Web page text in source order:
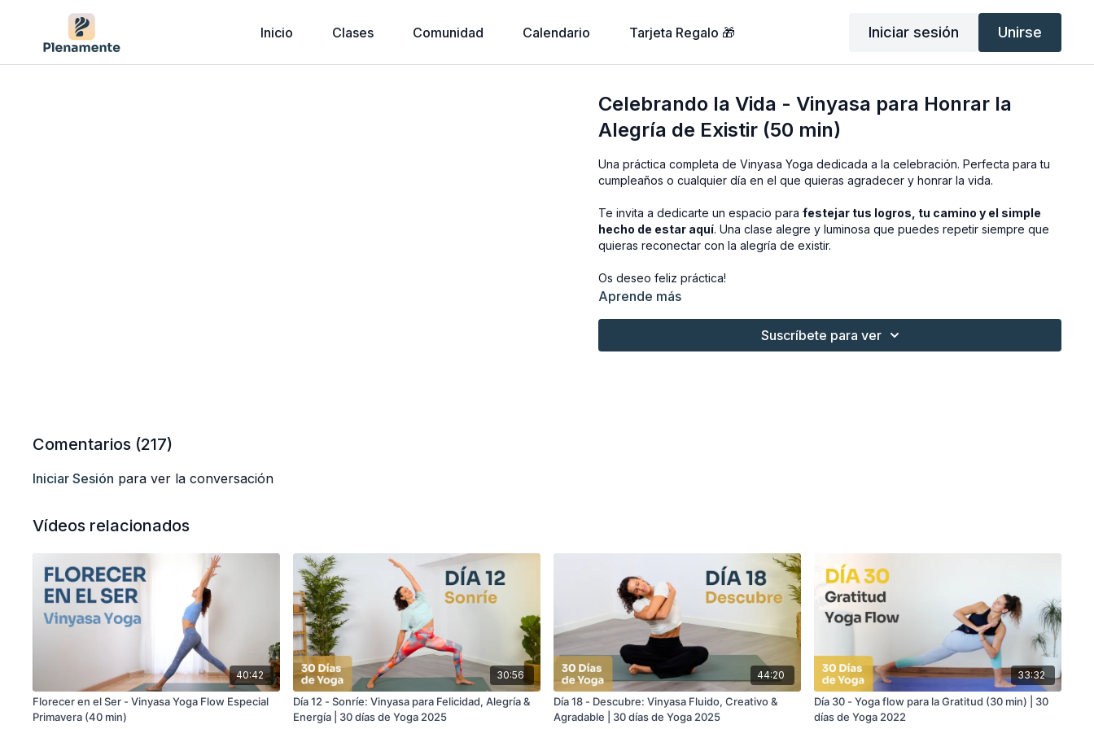
Inicio Clases Comunidad Calendario Tarjeta Regalo 🎁 Iniciar sesión Unirse
Celebrando la Vida - Vinyasa para Honrar la
Alegría de Existir (50 min)
Una práctica completa de Vinyasa Yoga dedicada a la celebración. Perfecta para tu
cumpleaños o cualquier día en el que quieras agradecer y honrar la vida.
Te invita a dedicarte un espacio parafestejar tus logros, tu camino y el simple
hecho de estar aquí. Una clase alegre y luminosa que puedes repetir siempre que
quieras reconectar con la alegría de existir.
Os deseo feliz práctica!
Aprende más
Suscríbete para ver
Comentarios (217)
Iniciar Sesión para ver la conversación
Vídeos relacionados
40:42
Florecer en el Ser - Vinyasa Yoga Flow Especial
Primavera (40 min)
30:56
Día 12 - Sonríe: Vinyasa para Felicidad, Alegría &
Energía | 30 días de Yoga 2025
44:20
Día 18 - Descubre: Vinyasa Fluido, Creativo &
Agradable | 30 días de Yoga 2025
33:32
Día 30 - Yoga flow para la Gratitud (30 min) | 30
días de Yoga 2022